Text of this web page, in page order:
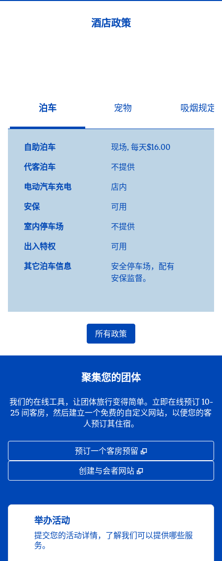
酒店政策
泊车 宠物 吸烟规定
自助泊车 现场, 每天$16.00
代客泊车
不提供
电动汽车充电
店内
安保
可用
室内停车场
不提供
出入特权
可用
其它泊车信息
安全停车场，配有
安保监督。
所有政策
聚集您的团体
我们的在线工具，让团体旅行变得简单。立即在线预订 10-
25 间客房，然后建立一个免费的自定义网站，以便您的客
人预订其住宿。
预订一个客房预留 ,
创建与会者网站 ,
举办活动
提交您的活动详情，了解我们可以提供哪些服
务。